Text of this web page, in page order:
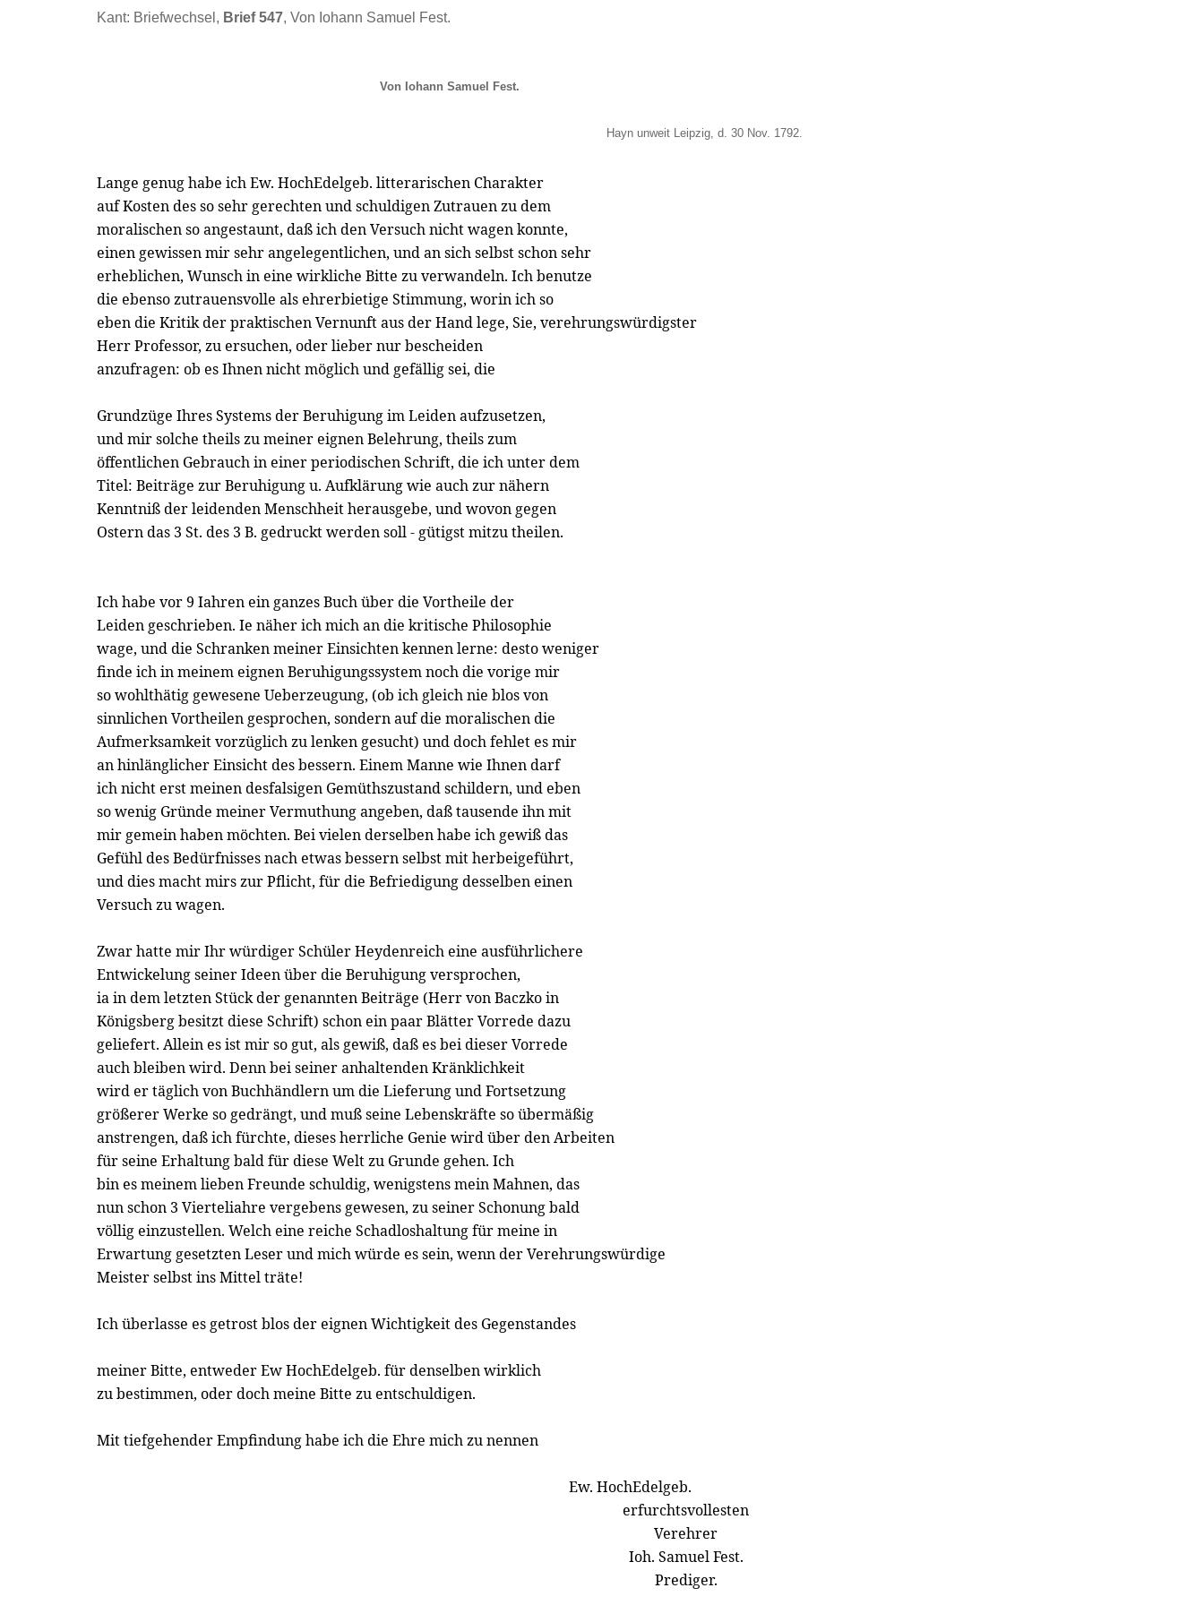
Kant: Briefwechsel, Brief 547, Von Iohann Samuel Fest.
Von Iohann Samuel Fest.
Hayn unweit Leipzig, d. 30 Nov. 1792.
Lange genug habe ich Ew. HochEdelgeb. litterarischen Charakter
auf Kosten des so sehr gerechten und schuldigen Zutrauen zu dem
moralischen so angestaunt, daß ich den Versuch nicht wagen konnte,
einen gewissen mir sehr angelegentlichen, und an sich selbst schon sehr
erheblichen, Wunsch in eine wirkliche Bitte zu verwandeln. Ich benutze
die ebenso zutrauensvolle als ehrerbietige Stimmung, worin ich so
eben die Kritik der praktischen Vernunft aus der Hand lege, Sie, verehrungswürdigster
Herr Professor, zu ersuchen, oder lieber nur bescheiden
anzufragen: ob es Ihnen nicht möglich und gefällig sei, die
Grundzüge Ihres Systems der Beruhigung im Leiden aufzusetzen,
und mir solche theils zu meiner eignen Belehrung, theils zum
öffentlichen Gebrauch in einer periodischen Schrift, die ich unter dem
Titel: Beiträge zur Beruhigung u. Aufklärung wie auch zur nähern
Kenntniß der leidenden Menschheit herausgebe, und wovon gegen
Ostern das 3 St. des 3 B. gedruckt werden soll - gütigst mitzu theilen.
Ich habe vor 9 Iahren ein ganzes Buch über die Vortheile der
Leiden geschrieben. Ie näher ich mich an die kritische Philosophie
wage, und die Schranken meiner Einsichten kennen lerne: desto weniger
finde ich in meinem eignen Beruhigungssystem noch die vorige mir
so wohlthätig gewesene Ueberzeugung, (ob ich gleich nie blos von
sinnlichen Vortheilen gesprochen, sondern auf die moralischen die
Aufmerksamkeit vorzüglich zu lenken gesucht) und doch fehlet es mir
an hinlänglicher Einsicht des bessern. Einem Manne wie Ihnen darf
ich nicht erst meinen desfalsigen Gemüthszustand schildern, und eben
so wenig Gründe meiner Vermuthung angeben, daß tausende ihn mit
mir gemein haben möchten. Bei vielen derselben habe ich gewiß das
Gefühl des Bedürfnisses nach etwas bessern selbst mit herbeigeführt,
und dies macht mirs zur Pflicht, für die Befriedigung desselben einen
Versuch zu wagen.
Zwar hatte mir Ihr würdiger Schüler Heydenreich eine ausführlichere
Entwickelung seiner Ideen über die Beruhigung versprochen,
ia in dem letzten Stück der genannten Beiträge (Herr von Baczko in
Königsberg besitzt diese Schrift) schon ein paar Blätter Vorrede dazu
geliefert. Allein es ist mir so gut, als gewiß, daß es bei dieser Vorrede
auch bleiben wird. Denn bei seiner anhaltenden Kränklichkeit
wird er täglich von Buchhändlern um die Lieferung und Fortsetzung
größerer Werke so gedrängt, und muß seine Lebenskräfte so übermäßig
anstrengen, daß ich fürchte, dieses herrliche Genie wird über den Arbeiten
für seine Erhaltung bald für diese Welt zu Grunde gehen. Ich
bin es meinem lieben Freunde schuldig, wenigstens mein Mahnen, das
nun schon 3 Vierteliahre vergebens gewesen, zu seiner Schonung bald
völlig einzustellen. Welch eine reiche Schadloshaltung für meine in
Erwartung gesetzten Leser und mich würde es sein, wenn der Verehrungswürdige
Meister selbst ins Mittel träte!
Ich überlasse es getrost blos der eignen Wichtigkeit des Gegenstandes
meiner Bitte, entweder Ew HochEdelgeb. für denselben wirklich
zu bestimmen, oder doch meine Bitte zu entschuldigen.
Mit tiefgehender Empfindung habe ich die Ehre mich zu nennen
Ew. HochEdelgeb.
erfurchtsvollesten
Verehrer
Ioh. Samuel Fest.
Prediger.